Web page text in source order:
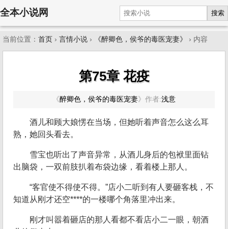
全本小说网 搜索
当前位置： 首页 › 言情小说 › 《醉卿色，侯爷的毒医宠妻》 › 内容
第75章 花疫
《醉卿色，侯爷的毒医宠妻》 作者:浅意
酒儿和顾大娘愣在当场，但她听着声音怎么这么耳
熟，她回头看去。
雪宝也听出了声音异常，从酒儿身后的包袱里面钻
出脑袋，一双前肢扒着布袋边缘，看着楼上那人。
“客官使不得使不得。”店小二听到有人要砸客栈，不
知道从刚才还空****的一楼哪个角落里冲出来。
刚才叫嚣着砸店的那人看都不看店小二一眼，朝酒